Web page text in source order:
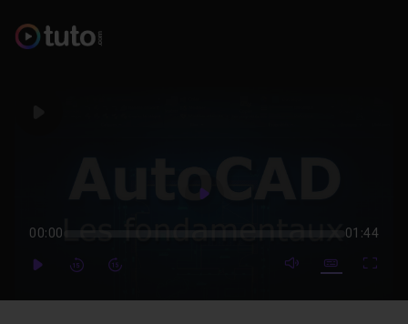
Play
00:00 01:44
PlayForwardForward mute video
Subtitles